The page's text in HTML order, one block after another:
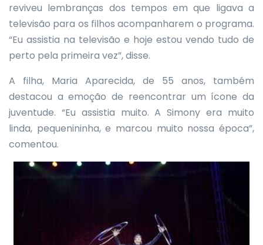
reviveu lembranças dos tempos em que ligava a
televisão para os filhos acompanharem o programa.
“Eu assistia na televisão e hoje estou vendo tudo de
perto pela primeira vez”, disse.
A filha, Maria Aparecida, de 55 anos, também
destacou a emoção de reencontrar um ícone da
juventude. “Eu assistia muito. A Simony era muito
linda, pequenininha, e marcou muito nossa época”,
comentou.